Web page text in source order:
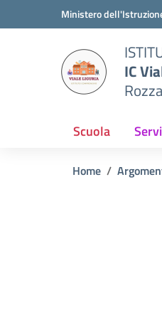
Vai ai contenuti
Vai al menu di navigazione
Ministero
IC
Scuola
Home